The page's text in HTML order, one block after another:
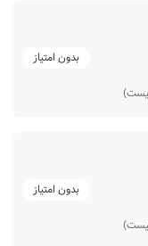
بدون امتیاز
بدون امتیاز